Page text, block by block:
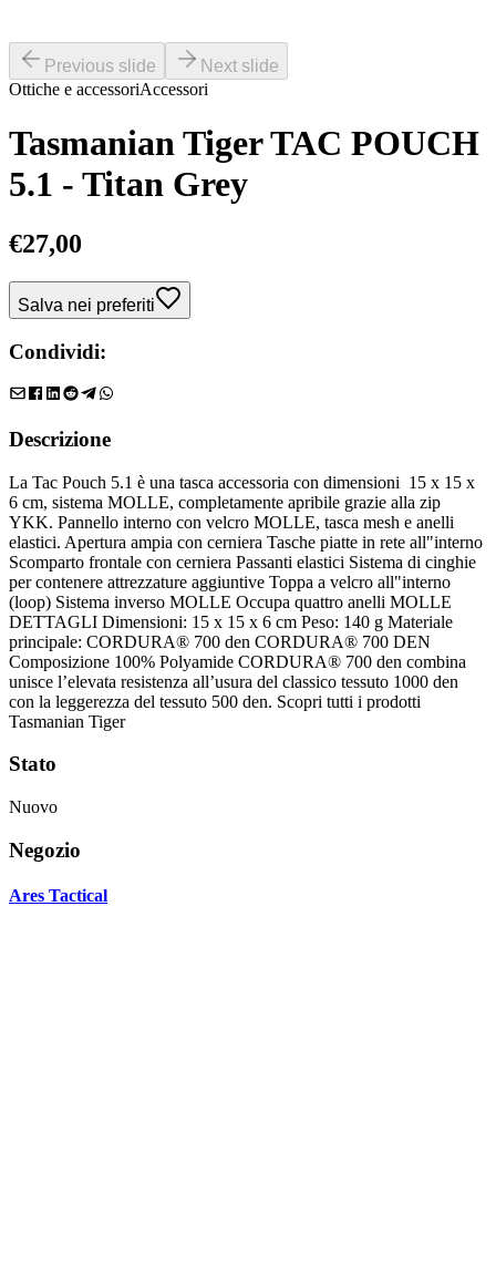
Previous slide
Next slide
Ottiche e accessoriAccessori
Tasmanian Tiger TAC POUCH
5.1 - Titan Grey
€27,00
Salva nei preferiti
Condividi:
Descrizione
La Tac Pouch 5.1 è una tasca accessoria con dimensioni 15 x 15 x
6 cm, sistema MOLLE, completamente apribile grazie alla zip
YKK. Pannello interno con velcro MOLLE, tasca mesh e anelli
elastici. Apertura ampia con cerniera Tasche piatte in rete all"interno
Scomparto frontale con cerniera Passanti elastici Sistema di cinghie
per contenere attrezzature aggiuntive Toppa a velcro all"interno
(loop) Sistema inverso MOLLE Occupa quattro anelli MOLLE
DETTAGLI Dimensioni: 15 x 15 x 6 cm Peso: 140 g Materiale
principale: CORDURA® 700 den CORDURA® 700 DEN
Composizione 100% Polyamide CORDURA® 700 den combina
unisce l’elevata resistenza all’usura del classico tessuto 1000 den
con la leggerezza del tessuto 500 den. Scopri tutti i prodotti
Tasmanian Tiger
Stato
Nuovo
Negozio
Ares Tactical